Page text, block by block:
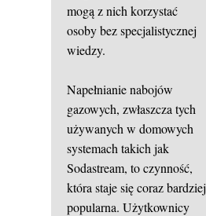
mogą z nich korzystać
osoby bez specjalistycznej
wiedzy.
Napełnianie nabojów
gazowych, zwłaszcza tych
używanych w domowych
systemach takich jak
Sodastream, to czynność,
która staje się coraz bardziej
popularna. Użytkownicy